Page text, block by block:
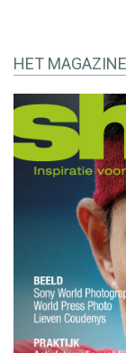
HET MAGAZINE